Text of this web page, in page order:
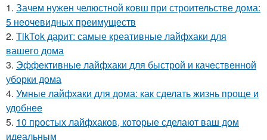
1. Зачем нужен челюстной ковш при строительстве дома:
5 неочевидных преимуществ
2. TikTok дарит: самые креативные лайфхаки для
вашего дома
3. Эффективные лайфхаки для быстрой и качественной
уборки дома
4. Умные лайфхаки для дома: как сделать жизнь проще и
удобнее
5. 10 простых лайфхаков, которые сделают ваш дом
идеальным